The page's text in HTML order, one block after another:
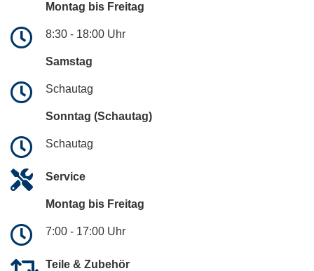
Montag bis Freitag
8:30 - 18:00 Uhr
Samstag
Schautag
Sonntag (Schautag)
Schautag
Service
Montag bis Freitag
7:00 - 17:00 Uhr
Teile & Zubehör